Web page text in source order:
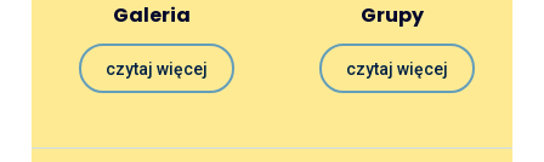
Galeria
czytaj więcej
Grupy
czytaj więcej